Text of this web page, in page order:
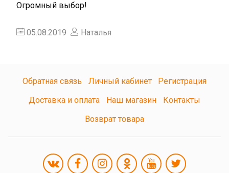
Огромный выбор!
05.08.2019 Наталья
Обратная связь Личный кабинет
Регистрация
Доставка и оплата
Наш магазин
Контакты
Возврат товара